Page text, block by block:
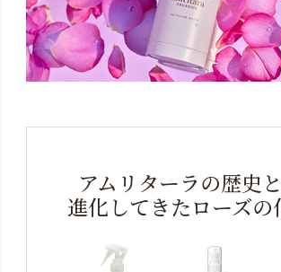
アムリターラの歴史
進化してきたローズの